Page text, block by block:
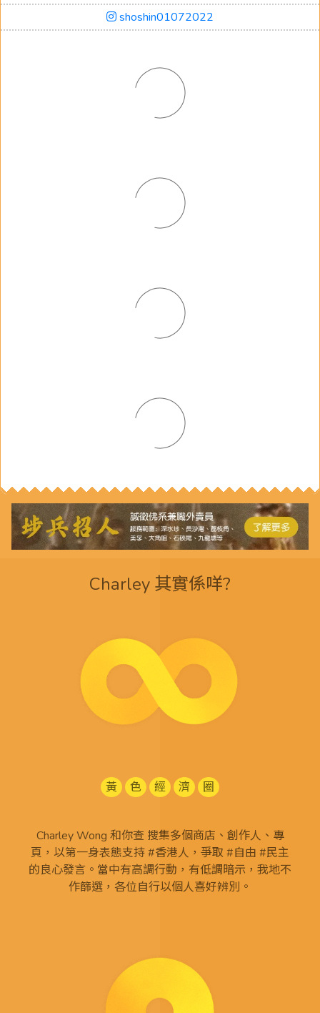
shoshin01072022
Charley 其實係咩?
黃 色 經 濟 圈
Charley Wong 和你查 搜集多個商店、創作人、專
頁，以第一身表態支持 #香港人，爭取 #自由 #民主
的良心發言。當中有高調行動，有低調暗示，我地不
作篩選，各位自行以個人喜好辨別。